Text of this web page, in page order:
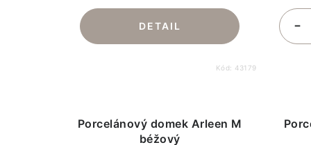
Kód: 43179
Porcelánový domek Arleen M
béžový